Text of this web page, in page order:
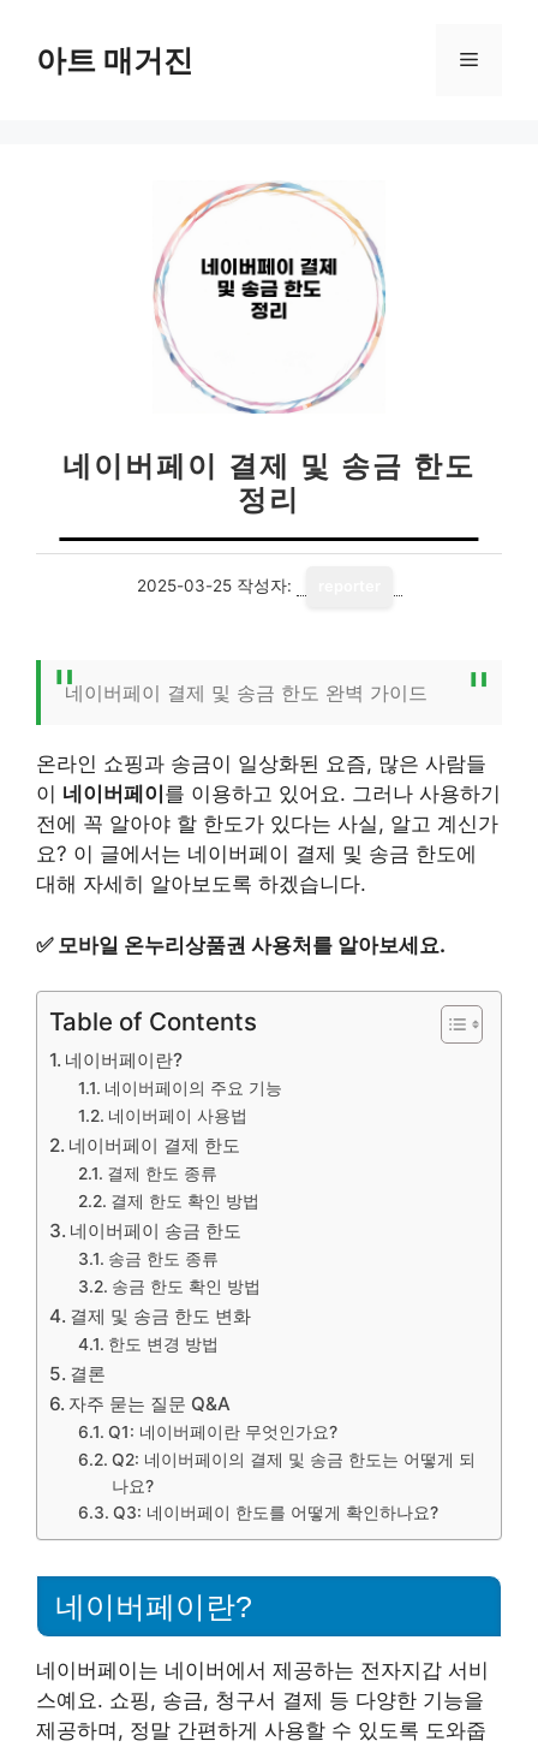
아트 매거진 메
네이버페이 결제 및 송금 한도
정리
2025-03-25 작성자:
네이버페이 결제 및 송금 한도 완벽 가이드
온라인 쇼핑과 송금이 일상화된 요즘, 많은 사람들
이 네이버페이 를 이용하고 있어요. 그러나 사용하기
전에 꼭 알아야 할 한도가 있다는 사실, 알고 계신가
요? 이 글에서는 네이버페이 결제 및 송금 한도에
대해 자세히 알아보도록 하겠습니다.
✅ 모바일 온누리상품권 사용처를 알아보세요.
Table of Contents
네이버페이란?
네이버페이의 주요 기능
네이버페이 사용법
네이버페이 결제 한도
결제 한도 종류
결제 한도 확인 방법
네이버페이 송금 한도
송금 한도 종류
송금 한도 확인 방법
결제 및 송금 한도 변화
한도 변경 방법
결론
자주 묻는 질문 Q&A
Q1: 네이버페이란 무엇인가요?
Q2: 네이버페이의 결제 및 송금 한도는 어떻게 되
나요?
Q3: 네이버페이 한도를 어떻게 확인하나요?
네이버페이란?
네이버페이는 네이버에서 제공하는 전자지갑 서비
스예요. 쇼핑, 송금, 청구서 결제 등 다양한 기능을
제공하며, 정말 간편하게 사용할 수 있도록 도와줍